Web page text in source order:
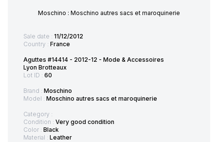
Moschino : Moschino autres sacs et maroquinerie
Sale date : 11/12/2012
Country : France
Aguttes #14414 - 2012-12 - Mode & Accessoires
Lyon Brotteaux
Lot ID : 60
Brand : Moschino
Model : Moschino autres sacs et maroquinerie
Category :
Condition : Very good condition
Color : Black
Material : Leather